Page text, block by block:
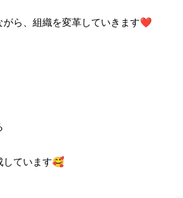
がら、組織を変革していきます❤️
しています🥰